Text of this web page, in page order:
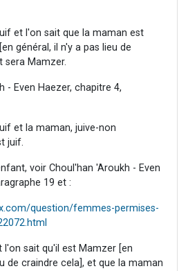
et l'on sait que la maman est
général, il n'y a pas lieu de
sera Mamzer.
- Even Haezer, chapitre 4,
et la maman, juive-non
juif.
voir Choul'han 'Aroukh - Even
19 et :
question/femmes-permises-
l'on sait qu'il est Mamzer [en
de craindre cela], et que la maman